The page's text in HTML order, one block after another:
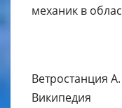
механик в
Ветростанция
Википедия